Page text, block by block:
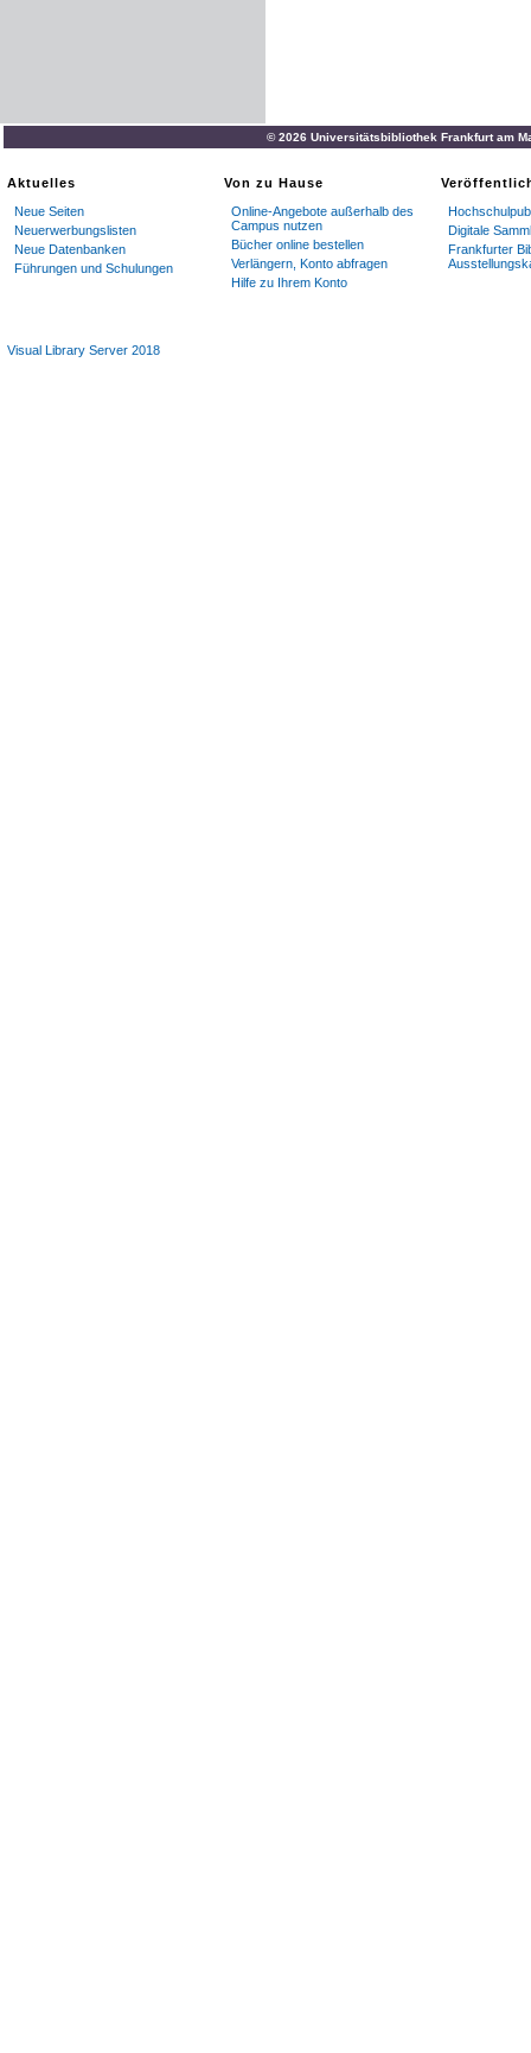
© 2026 Universitätsbibliothek Frankfurt am
Aktuelles
Neue Seiten
Neuerwerbungslisten
Neue Datenbanken
Führungen und Schulungen
Von zu Hause
Online-Angebote außerhalb des
Campus nutzen
Bücher online bestellen
Verlängern, Konto abfragen
Hilfe zu Ihrem Konto
Digitale
Frankfurter
Visual Library Server 2018